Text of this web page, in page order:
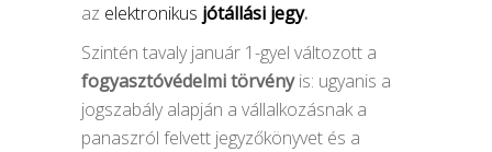
az elektronikus jótállási jegy.
Szintén tavaly január 1-gyel változott a
fogyasztóvédelmi törvényis: ugyanis a
jogszabály alapján a vállalkozásnak a
panaszról felvett jegyzőkönyvet és a